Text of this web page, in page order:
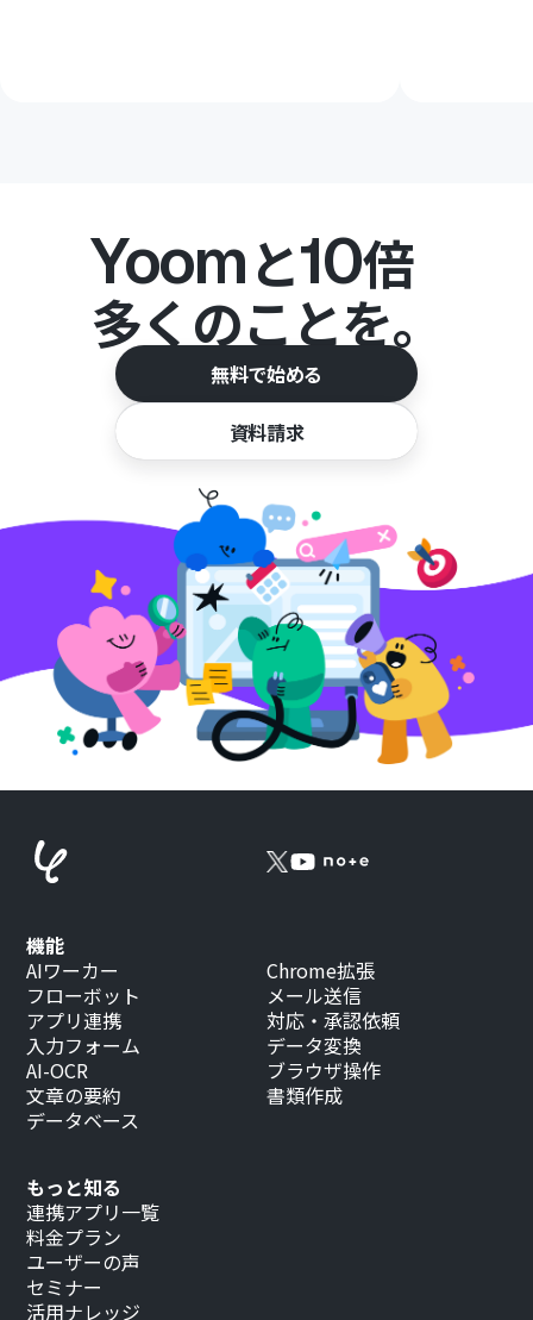
Yoomと10倍
多くのことを。
無料で始める
資料請求
もっと知る
連携アプリ一覧
料金プラン
ユーザーの声
セミナー
活用ナレッジ
機能
AIワーカー
フローボット
アプリ連携
入力フォーム
AI-OCR
文章の要約
データベース
Chrome拡張
メール送信
対応・承認依頼
データ変換
ブラウザ操作
書類作成